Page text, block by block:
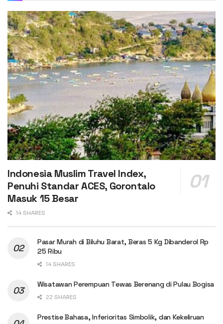
Indonesia Muslim Travel Index,
Penuhi Standar ACES, Gorontalo
Masuk 15 Besar
14 SHARES
Pasar Murah di Biluhu Barat, Beras 5 Kg Dibanderol Rp
25 Ribu
14 SHARES
Wisatawan Perempuan Tewas Berenang di Pulau Bogisa
22 SHARES
Prestise Bahasa, Inferioritas Simbolik, dan Kekeliruan